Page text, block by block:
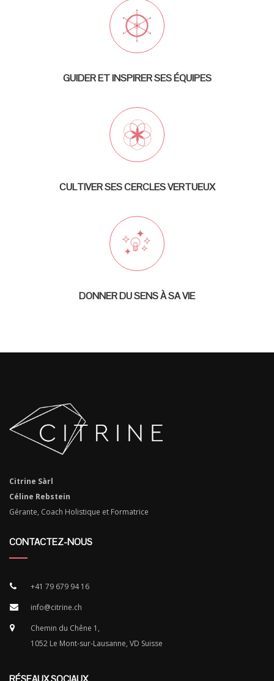
GUIDER ET INSPIRER SES ÉQUIPES
CULTIVER SES CERCLES VERTUEUX
DONNER DU SENS À SA VIE
Citrine Sàrl
Céline Rebstein
Gérante, Coach Holistique et Formatrice
CONTACTEZ-NOUS
+41 79 679 94 16
info@citrine.ch
Chemin du Chêne 1,
1052 Le Mont-sur-Lausanne, VD Suisse